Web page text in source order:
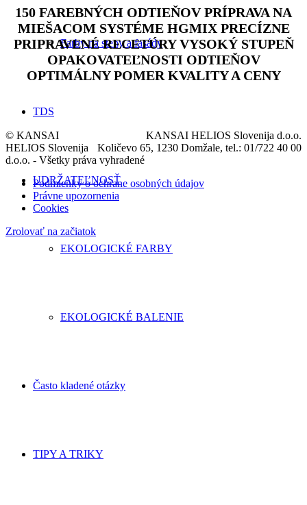
Farby na steny a fasády
TDS
UDRŽATEĽNOSŤ
EKOLOGICKÉ FARBY
EKOLOGICKÉ BALENIE
Často kladené otázky
TIPY A TRIKY
150 FAREBNÝCH ODTIEŇOV PRÍPRAVA NA
MIEŠACOM SYSTÉME HGMIX PRECÍZNE
PRIPRAVENÉ RECETÚRYVYSOKÝ STUPEŇ
OPAKOVATEĽNOSTI ODTIEŇOV
OPTIMÁLNY POMER KVALITY A CENY
KANSAI HELIOS Slovenija d.o.o.
Količevo 65, 1230 Domžale, tel.: 01/722 40 00
© KANSAI
HELIOS Slovenija
d.o.o. - Všetky práva vyhradené
Podmienky o ochrane osobných údajov
Právne upozornenia
Cookies
Zrolovať na začiatok